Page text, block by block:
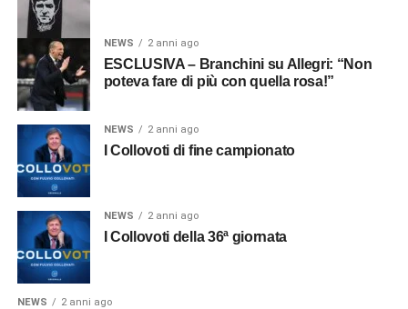
NEWS 2 anni ago
ESCLUSIVA – Branchini su Allegri: “Non
poteva fare di più con quella rosa!”
NEWS 2 anni ago
I Collovoti di fine campionato
NEWS 2 anni ago
I Collovoti della 36ª giornata
NEWS 2 anni ago